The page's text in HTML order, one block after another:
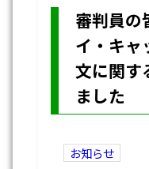
審判員
イ・キャ
文に関す
ました
お知らせ